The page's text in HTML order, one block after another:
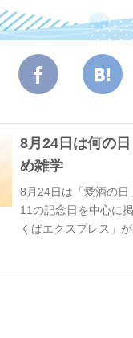
8月24日は何の
め雑学
8月24日は「愛酒の日
11の記念日を中心に
くばエクスプレス」